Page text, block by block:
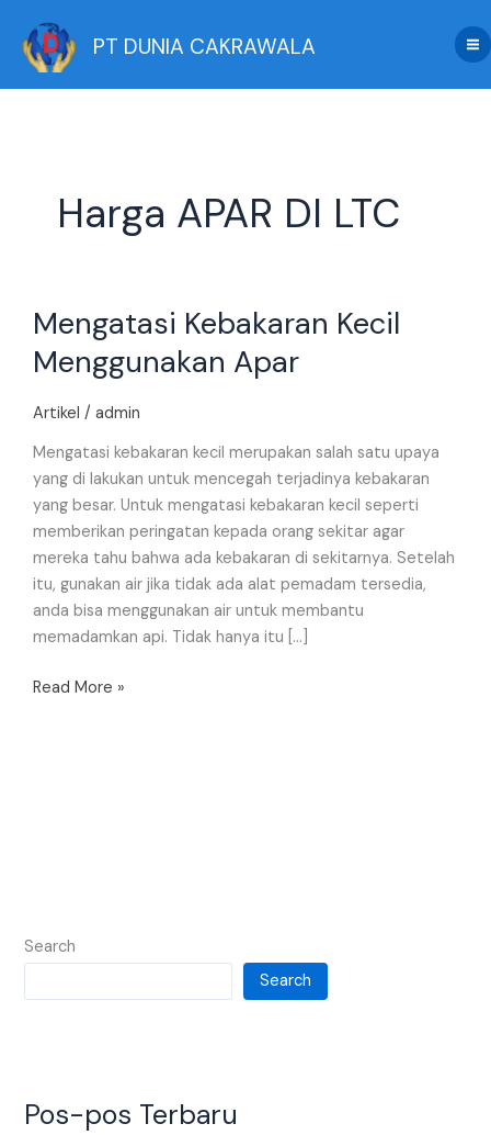
content
PT DUNIA CAKRAWALA
Harga APAR DI LTC
Mengatasi Kebakaran Kecil
Menggunakan Apar
Artikel / admin
Mengatasi kebakaran kecil merupakan salah satu upaya
yang di lakukan untuk mencegah terjadinya kebakaran
yang besar. Untuk mengatasi kebakaran kecil seperti
memberikan peringatan kepada orang sekitar agar
mereka tahu bahwa ada kebakaran di sekitarnya. Setelah
itu, gunakan air jika tidak ada alat pemadam tersedia,
anda bisa menggunakan air untuk membantu
memadamkan api. Tidak hanya itu […]
Kebakaran
Menggunakan
Read More »
Search
Search
Pos-pos Terbaru